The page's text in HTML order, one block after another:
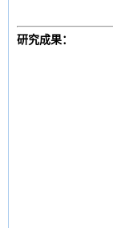
研究成果：